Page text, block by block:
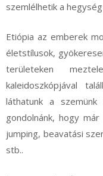
szemlélhetik a
Etiópia az emberek
életstílusok,
területeken
kaleidoszkópjával
láthatunk a
gondolnánk, hogy
jumping, beavatási
stb..